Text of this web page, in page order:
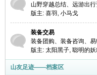
山野穿越总结、远游出
版主: 喜羽 , 小马戈
装备交易
装备团购、装备咨询、
版主: 太阳黑子, 聪明的妖
山友足迹——档案区